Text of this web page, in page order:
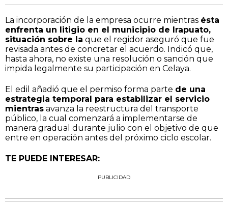
La incorporación de la empresa ocurre mientras ésta
enfrenta un litigio en el municipio de Irapuato,
situación sobre la que el regidor aseguró que fue
revisada antes de concretar el acuerdo. Indicó que,
hasta ahora, no existe una resolución o sanción que
impida legalmente su participación en Celaya.
El edil añadió que el permiso forma parte de una
estrategia temporal para estabilizar el servicio
mientras avanza la reestructura del transporte
público, la cual comenzará a implementarse de
manera gradual durante julio con el objetivo de que
entre en operación antes del próximo ciclo escolar.
TE PUEDE INTERESAR:
PUBLICIDAD